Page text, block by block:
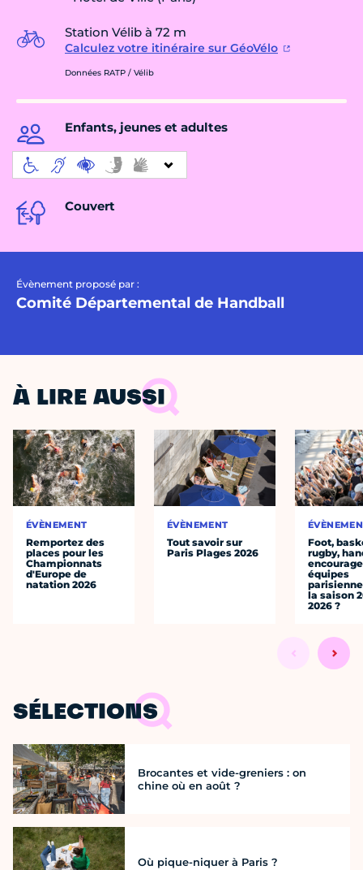
Station Vélib à 72 m
Calculez votre itinéraire sur GéoVélo
Données RATP / Vélib
Enfants, jeunes et adultes
Couvert
Évènement proposé par :
Comité Départemental de Handball
À LIRE AUSSI
ÉVÈNEMENT
Remportez des
places pour les
Championnats
d'Europe de
natation 2026
ÉVÈNEMENT
Tout savoir sur
Paris Plages 2026
Foot,
rugby,
équipes
la saison
2026 ?
SÉLECTIONS
Brocantes et vide-greniers : on
chine où en août ?
Où pique-niquer à Paris ?